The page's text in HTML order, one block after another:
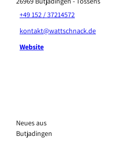
+49 152 / 37214572
kontakt@wattschnack.de
Website
Neues aus
Butjadingen